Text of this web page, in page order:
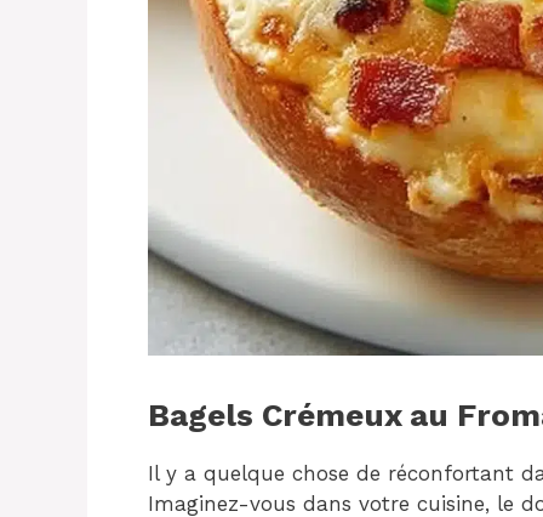
Bagels Crémeux au
Il y a quelque chose de réconfortant
Imaginez-vous dans votre cuisine, le